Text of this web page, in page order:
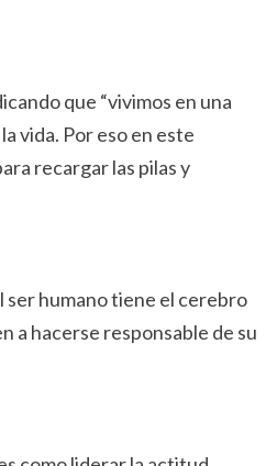
que “vivimos en una
vida. Por eso en este
recargar las pilas y
humano tiene el cerebro
a hacerse responsable de su